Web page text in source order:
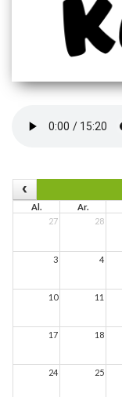
Al. Ar.
27
28
3 4
10 11
17 18
24 25